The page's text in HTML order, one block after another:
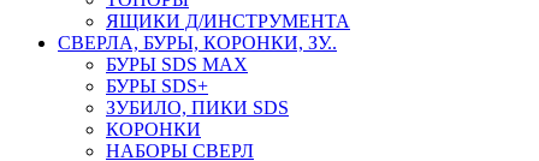
ЯЩИКИ Д/ИНСТРУМЕНТА
СВЕРЛА, БУРЫ, КОРОНКИ, ЗУ..
БУРЫ SDS MAX
БУРЫ SDS+
ЗУБИЛО, ПИКИ SDS
КОРОНКИ
НАБОРЫ СВЕРЛ